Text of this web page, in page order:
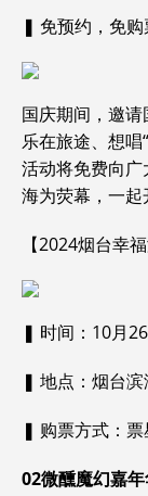
❚ 免预约，免购
国庆期间，邀
乐在旅途、想
活动将免费向
海为荧幕，一起
【2024烟台幸
❚ 时间：10月
❚ 地点：烟台
❚ 购票方式：
02微醺魔幻嘉